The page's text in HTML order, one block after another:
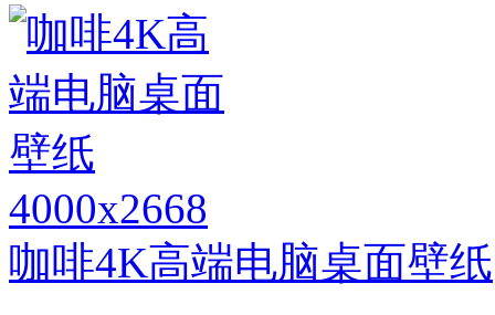
4000x2668
咖啡4K高端电脑桌面壁纸